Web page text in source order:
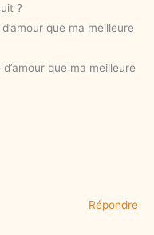
?
que ma meilleure
que ma meilleure
Répondre